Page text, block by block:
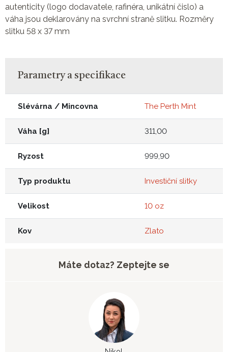
autenticity (logo dodavatele, rafinéra, unikátní čislo) a
váha jsou deklarovány na svrchní straně slitku. Rozměry
slitku 58 x 37 mm
Parametry a specifikace
Slévárna / Mincovna The Perth Mint
Váha [g] 311,00
Ryzost 999,90
Typ produktu Investiční slitky
Velikost 10 oz
Kov Zlato
Máte dotaz? Zeptejte se